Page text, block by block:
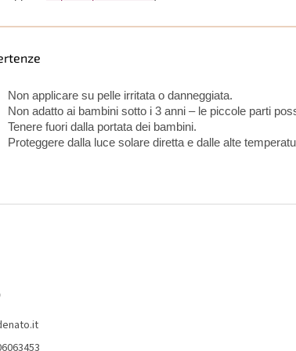
Non applicare su pelle irritata o danneggiata.
Non adatto ai bambini sotto i 3 anni – le piccole parti
Tenere fuori dalla portata dei bambini.
Proteggere dalla luce solare diretta e dalle alte